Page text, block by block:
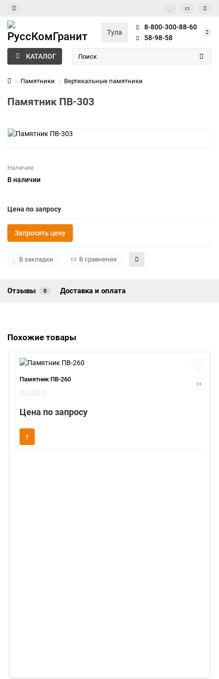
Тула
8-800-300-88-60
58-98-58
КАТАЛОГ
Памятники Вертикальные памятники
Памятник ПВ-303
Наличие
В наличии
Цена по запросу
Запросить цену
В закладки В сравнение
Отзывы 0 Доставка и оплата
Похожие товары
Памятник ПВ-260
Цена по запросу